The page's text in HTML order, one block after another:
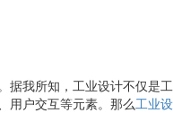
据我所知，工业设计不仅是工
用户交互等元素。那么工业设